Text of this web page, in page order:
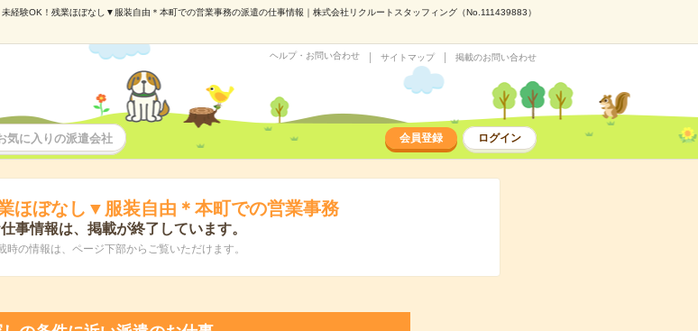
未経験OK！残業ほぼなし▼服装自由＊本町での営業事務の派遣の仕事情報｜株式会社リクルートスタッフィング（No.111439883）
ヘルプ・お問い合わせ サイトマップ 掲載のお問い合わせ
気に入りの派遣会社 会員登録 ログイン
ほぼなし▼服装自由＊本町での営業事務
事情報は、掲載が終了しています。
時の情報は、ページ下部からご覧いただけます。